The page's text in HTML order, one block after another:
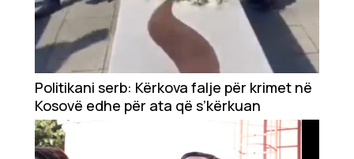
Politikani serb: Kërkova falje për krimet në
Kosovë edhe për ata që s’kërkuan